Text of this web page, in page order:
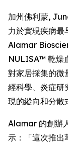
加州佛利蒙,
力於實現疾病最
Alamar
NULISA™ 乾燥
對家居採集的微
經科學、炎症研
現的縱向和分散
Alamar 的創辦
示：「這次推出